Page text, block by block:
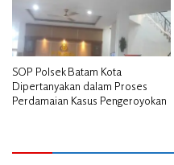
SOP Polsek Batam Kota
Dipertanyakan dalam Proses
Perdamaian Kasus Pengeroyokan